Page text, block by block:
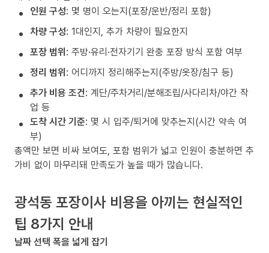
인원 구성: 몇 명이 오는지(포장/운반/정리 포함)
차량 구성: 1대인지, 추가 차량이 필요한지
포장 범위: 주방·유리·전자기기 완충 포장 방식 포함 여부
정리 범위: 어디까지 정리해주는지(주방/옷장/침구 등)
추가 비용 조건: 계단/주차거리/분해조립/사다리차/야간 작
업 등
도착 시간 기준: 몇 시 입주/퇴거에 맞추는지(시간 약속 여
부)
총액만 보면 비싸 보여도, 포함 범위가 넓고 인원이 충분하면 추
가비 없이 마무리돼 만족도가 높을 때가 많습니다.
광석동 포장이사 비용을 아끼는 현실적인
팁 8가지 안내
날짜 선택 폭을 넓게 잡기